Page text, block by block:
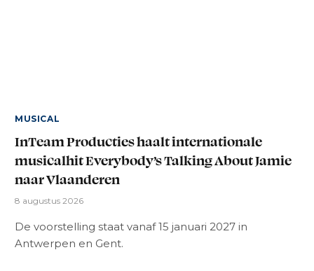
MUSICAL
InTeam Producties haalt internationale
musicalhit Everybody’s Talking About Jamie
naar Vlaanderen
8 augustus 2026
De voorstelling staat vanaf 15 januari 2027 in
Antwerpen en Gent.